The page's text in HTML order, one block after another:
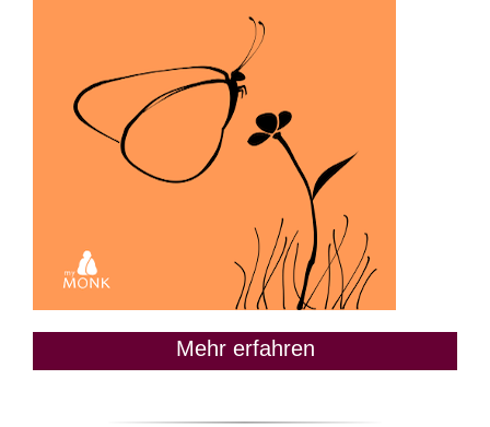
Mehr erfahren